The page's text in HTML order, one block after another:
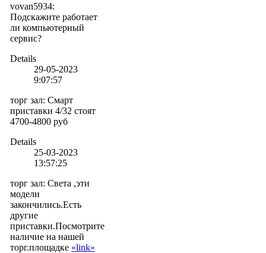
vovan5934:
Подскажите работает
ли компьютерный
сервис?
Details
29-05-2023
9:07:57
торг зал: Смарт
приставки 4/32 стоят
4700-4800 руб
Details
25-03-2023
13:57:25
торг зал: Света ,эти
модели
закончились.Есть
другие
приставки.Посмотрите
наличие на нашей
торг.площадке «link»